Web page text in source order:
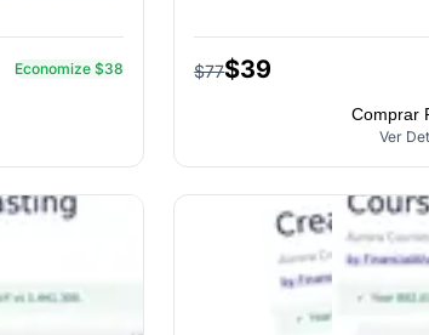
Economize $38 $77$39
Comprar
Ver